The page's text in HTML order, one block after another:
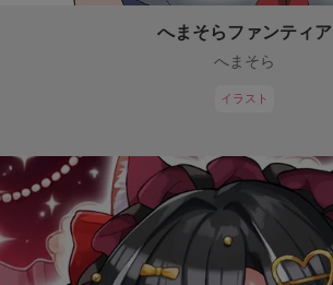
へまそらファンティア
へまそら
イラスト